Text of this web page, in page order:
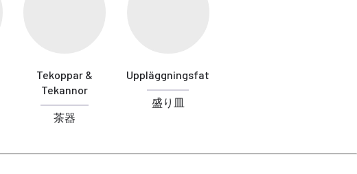
Tekoppar &
Tekannor
茶器
Uppläggningsfat
盛り皿